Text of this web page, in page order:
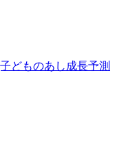
どものあし成長予測